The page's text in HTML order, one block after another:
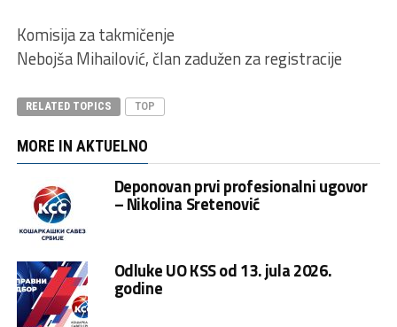
Komisija za takmičenje
Nebojša Mihailović, član zadužen za registracije
RELATED TOPICS TOP
MORE IN AKTUELNO
Deponovan prvi profesionalni ugovor
– Nikolina Sretenović
Odluke UO KSS od 13. jula 2026.
godine